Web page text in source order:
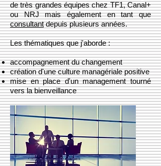
de très grandes équipes chez TF1, Canal+
ou NRJ mais également en tant que
consultantdepuis plusieurs années.
Les thématiques que j'aborde :
accompagnement du changement
création d'une culture managériale positive
mise en place d'un management tourné
vers la bienveillance